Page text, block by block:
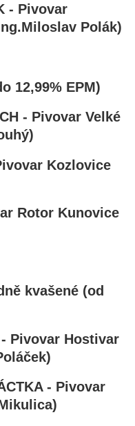
- Pivovar
Polák)
12,99% EPM)
- Pivovar Velké
Kozlovice
Rotor Kunovice
kvašené (od
- Pivovar Hostivar
- Pivovar